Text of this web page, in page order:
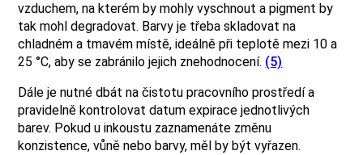
vzduchem, na kterém by mohly vyschnout a pigment by
tak mohl degradovat. Barvy je třeba skladovat na
chladném a tmavém místě, ideálně při teplotě mezi 10 a
25 °C, aby se zabránilo jejich znehodnocení. (5)
Dále je nutné dbát na čistotu pracovního prostředí a
pravidelně kontrolovat datum expirace jednotlivých
barev. Pokud u inkoustu zaznamenáte změnu
konzistence, vůně nebo barvy, měl by být vyřazen.